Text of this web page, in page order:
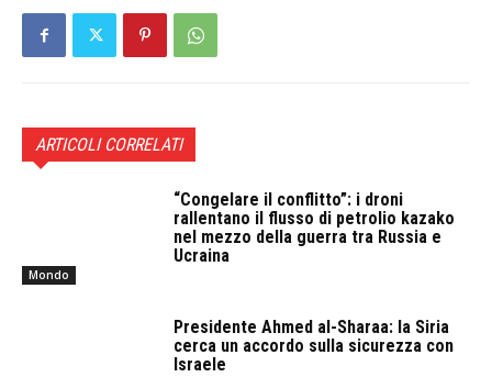
ARTICOLI CORRELATI
Mondo
“Congelare il conflitto”: i droni
rallentano il flusso di petrolio kazako
nel mezzo della guerra tra Russia e
Ucraina
Presidente Ahmed al-Sharaa: la Siria
cerca un accordo sulla sicurezza con
Israele